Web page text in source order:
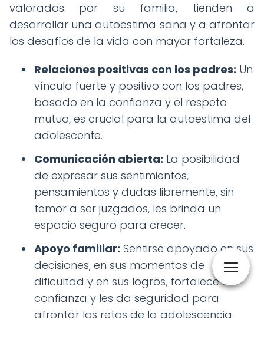
valorados por su familia, tienden a
desarrollar una autoestima sana y a afrontar
los desafíos de la vida con mayor fortaleza.
Relaciones positivas con los padres: Un
vínculo fuerte y positivo con los padres,
basado en la confianza y el respeto
mutuo, es crucial para la autoestima del
adolescente.
Comunicación abierta: La posibilidad
de expresar sus sentimientos,
pensamientos y dudas libremente, sin
temor a ser juzgados, les brinda un
espacio seguro para crecer.
Apoyo familiar: Sentirse apoyado en sus
decisiones, en sus momentos de
dificultad y en sus logros, fortalece su
confianza y les da seguridad para
afrontar los retos de la adolescencia.